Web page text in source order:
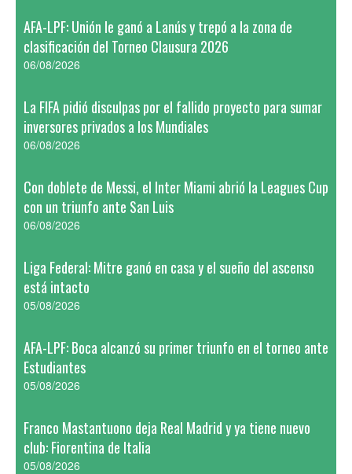
AFA-LPF: Unión le ganó a Lanús y trepó a la zona de
clasificación del Torneo Clausura 2026
06/08/2026
La FIFA pidió disculpas por el fallido proyecto para sumar
inversores privados a los Mundiales
06/08/2026
Con doblete de Messi, el Inter Miami abrió la Leagues Cup
con un triunfo ante San Luis
06/08/2026
Liga Federal: Mitre ganó en casa y el sueño del ascenso
está intacto
05/08/2026
AFA-LPF: Boca alcanzó su primer triunfo en el torneo ante
Estudiantes
05/08/2026
Franco Mastantuono deja Real Madrid y ya tiene nuevo
club: Fiorentina de Italia
05/08/2026